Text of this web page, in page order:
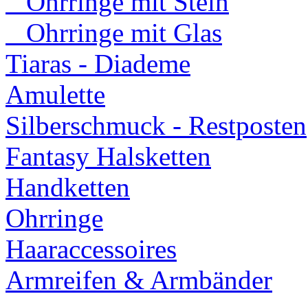
Ohrringe mit Glas
Tiaras - Diademe
Amulette
Silberschmuck - Restposten
Fantasy Halsketten
Handketten
Ohrringe
Haaraccessoires
Armreifen & Armbänder